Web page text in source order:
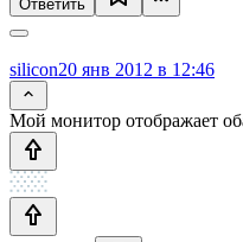
Ответить
silicon20 янв 2012 в 12:46
Мой монитор отображает